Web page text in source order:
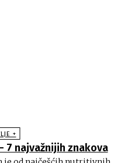
+
7 najvažnijih znakova